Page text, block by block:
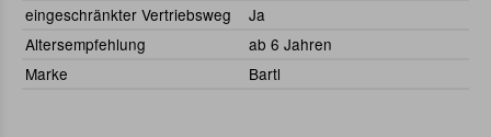
eingeschränkter Vertriebsweg
Ja
Altersempfehlung
ab 6 Jahren
Marke
Bartl